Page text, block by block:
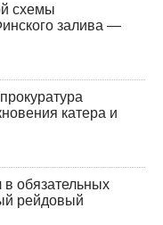
схемы
залива —
катера и
обязательных
рейдовый